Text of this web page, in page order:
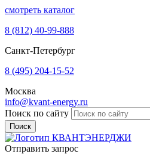
смотреть каталог
8 (812) 40-99-888
Санкт-Петербург
8 (495) 204-15-52
Москва
info@kvant-energy.ru
Поиск по сайту
Отправить запрос